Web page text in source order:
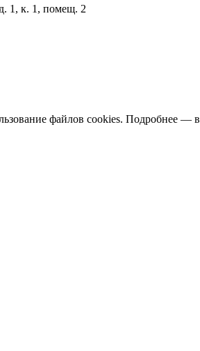
1, к. 1, помещ. 2
файлов cookies. Подробнее — в